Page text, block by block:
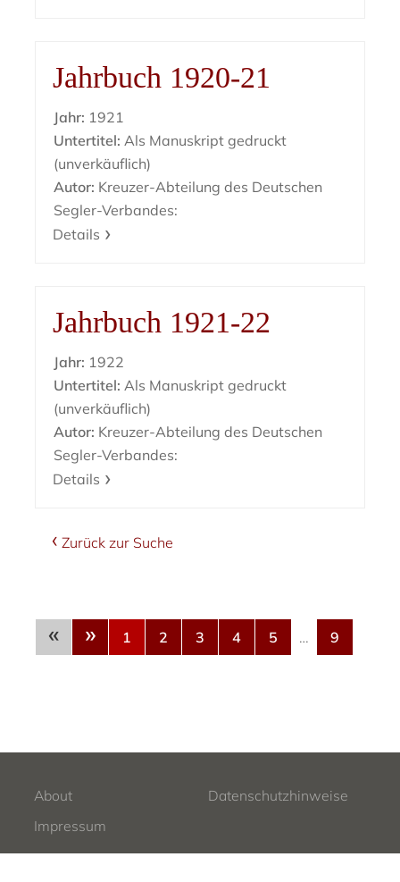
Jahrbuch 1920-21
Jahr: 1921
Untertitel: Als Manuskript gedruckt
(unverkäuflich)
Autor: Kreuzer-Abteilung des Deutschen
Segler-Verbandes:
Details
Jahrbuch 1921-22
Jahr: 1922
Untertitel: Als Manuskript gedruckt
(unverkäuflich)
Autor: Kreuzer-Abteilung des Deutschen
Segler-Verbandes:
Details
Zurück zur Suche
« » 1 2 3 4 5 … 9
About
Datenschutzhinweise
Impressum